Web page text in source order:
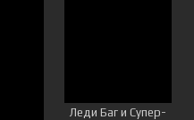
Леди Баг и Супер-